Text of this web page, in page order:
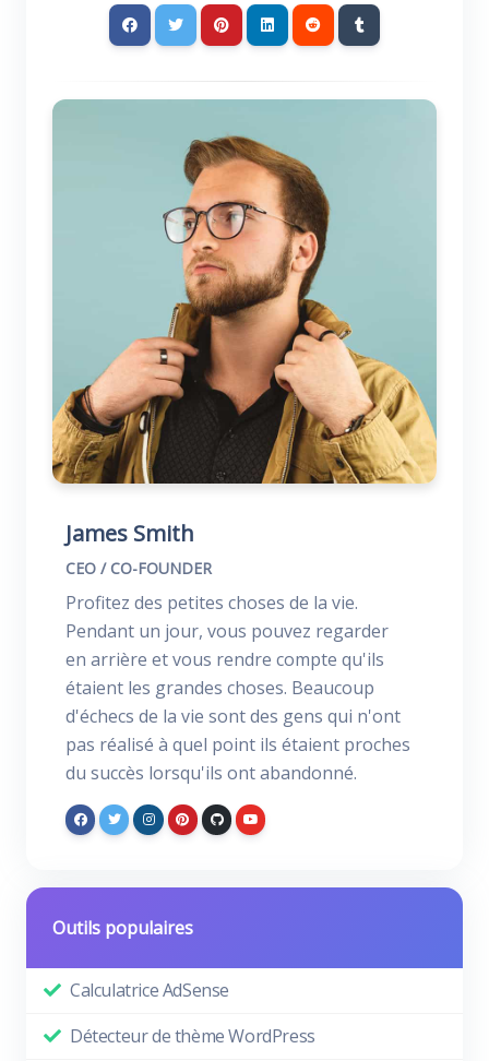
James Smith
CEO / CO-FOUNDER
Profitez des petites choses de la vie.
Pendant un jour, vous pouvez regarder
en arrière et vous rendre compte qu'ils
étaient les grandes choses. Beaucoup
d'échecs de la vie sont des gens qui n'ont
pas réalisé à quel point ils étaient proches
du succès lorsqu'ils ont abandonné.
Outils populaires
Calculatrice AdSense
Détecteur de thème WordPress